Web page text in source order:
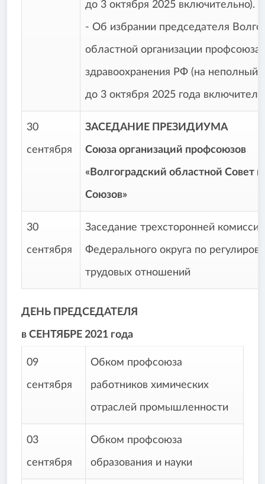
до 3 октября 2025 включительно).
- Об избрании председателя
областной организации профсоюза
здравоохранения РФ (на неполный
до 3 октября 2025 года
30
сентября
ЗАСЕДАНИЕ ПРЕЗИДИУМА
Союза организаций профсоюзов
«Волгоградский областной Совет
Союзов»
30
сентября
Заседание трехсторонней
Федерального округа по
трудовых отношений
ДЕНЬ ПРЕДСЕДАТЕЛЯ
в СЕНТЯБРЕ 2021 года
09
сентября
Обком профсоюза
работников химических
отраслей промышленности
03
сентября
Обком профсоюза
образования и науки